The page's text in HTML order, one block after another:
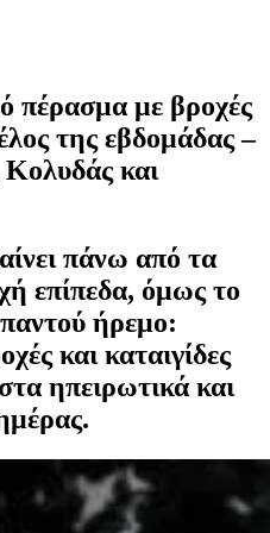
πέρασμα με βροχές
της εβδομάδας –
και
πάνω από τα
επίπεδα, όμως το
παντού ήρεμο:
και καταιγίδες
ηπειρωτικά και